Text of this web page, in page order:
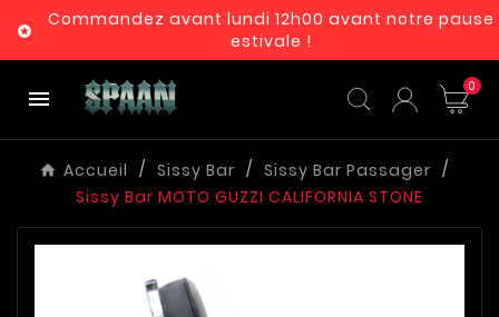

Commandez avant lundi 12h00 avant notre pause
estivale !
 0
Accueil Sissy Bar
Sissy Bar Passager
Sissy Bar MOTO GUZZI CALIFORNIA STONE